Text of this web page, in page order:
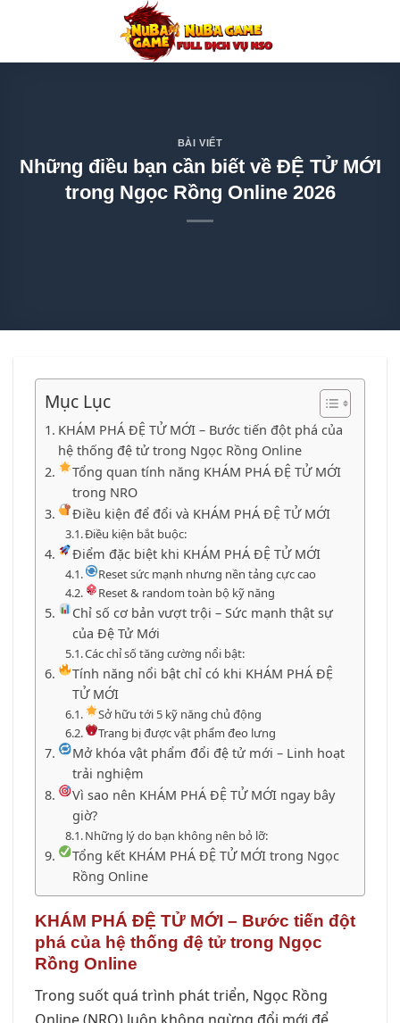
nội
BÀI VIẾT
Những điều bạn cần biết về ĐỆ TỬ MỚI
trong Ngọc Rồng Online 2026
Mục Lục
KHÁM PHÁ ĐỆ TỬ MỚI – Bước tiến đột phá của
hệ thống đệ tử trong Ngọc Rồng Online
Tổng quan tính năng KHÁM PHÁ ĐỆ TỬ MỚI
trong NRO
Điều kiện để đổi và KHÁM PHÁ ĐỆ TỬ MỚI
Điều kiện bắt buộc:
Điểm đặc biệt khi KHÁM PHÁ ĐỆ TỬ MỚI
Reset sức mạnh nhưng nền tảng cực cao
Reset & random toàn bộ kỹ năng
Chỉ số cơ bản vượt trội – Sức mạnh thật sự
của Đệ Tử Mới
Các chỉ số tăng cường nổi bật:
Tính năng nổi bật chỉ có khi KHÁM PHÁ ĐỆ
TỬ MỚI
Sở hữu tới 5 kỹ năng chủ động
Trang bị được vật phẩm đeo lưng
Mở khóa vật phẩm đổi đệ tử mới – Linh hoạt
trải nghiệm
Vì sao nên KHÁM PHÁ ĐỆ TỬ MỚI ngay bây
giờ?
Những lý do bạn không nên bỏ lỡ:
Tổng kết KHÁM PHÁ ĐỆ TỬ MỚI trong Ngọc
Rồng Online
KHÁM PHÁ ĐỆ TỬ MỚI – Bước tiến đột
phá của hệ thống đệ tử trong Ngọc
Rồng Online
Trong suốt quá trình phát triển, Ngọc Rồng
Online (NRO) luôn không ngừng đổi mới để